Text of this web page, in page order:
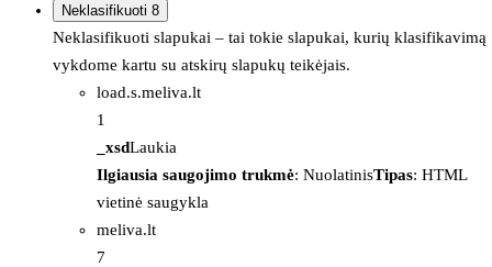
Neklasifikuoti 8
Neklasifikuoti slapukai – tai tokie slapukai, kurių klasifikavimą
vykdome kartu su atskirų slapukų teikėjais.
load.s.meliva.lt
1
_xsdLaukia
Ilgiausia saugojimo trukmė: NuolatinisTipas: HTML
vietinė saugykla
meliva.lt
7